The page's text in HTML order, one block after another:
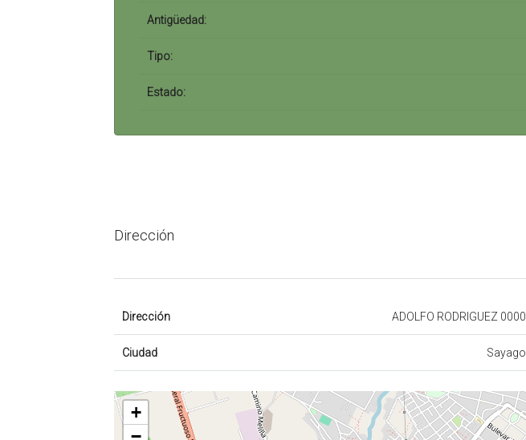
Antigüedad:
Tipo:
Estado:
Dirección
Dirección ADOLFO RODRIGUEZ 0000
Ciudad Sayago
+